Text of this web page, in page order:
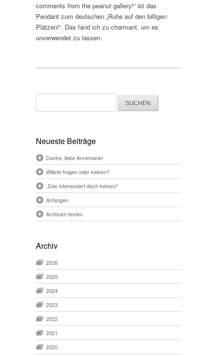
comments from the peanut gallery!“ ist das
Pendant zum deutschen „Ruhe auf den billigen
Plätzen!“. Das fand ich zu charmant, um es
unverwendet zu lassen.
Suchen
nach:
Neueste Beiträge
Danke, liebe Annemarie!
Willste fragen oder kieken?
„Das interessiert doch keinen!“
Anfangen
Achtsam texten
Archiv
2026
2025
2024
2023
2022
2021
2020